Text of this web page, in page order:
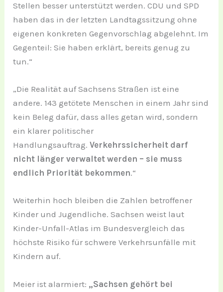
Stellen besser unterstützt werden. CDU und SPD
haben das in der letzten Landtagssitzung ohne
eigenen konkreten Gegenvorschlag abgelehnt. Im
Gegenteil: Sie haben erklärt, bereits genug zu
tun.“
„Die Realität auf Sachsens Straßen ist eine
andere. 143 getötete Menschen in einem Jahr sind
kein Beleg dafür, dass alles getan wird, sondern
ein klarer politischer
Handlungsauftrag.Verkehrssicherheit darf
nicht länger verwaltet werden – sie muss
endlich Priorität bekommen.“
Weiterhin hoch bleiben die Zahlen betroffener
Kinder und Jugendliche. Sachsen weist laut
Kinder-Unfall-Atlas im Bundesvergleich das
höchste Risiko für schwere Verkehrsunfälle mit
Kindern auf.
Meier ist alarmiert: „Sachsen gehört bei